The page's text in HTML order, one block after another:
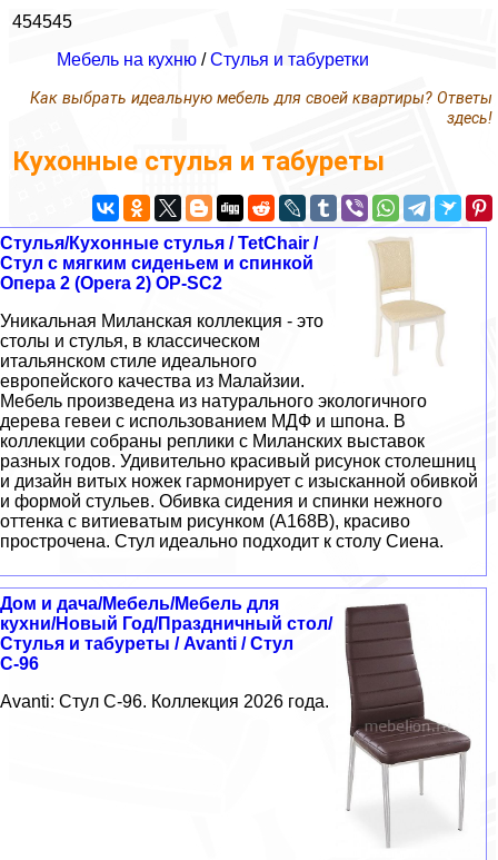
454545
Мебель на кухню /Стулья и табуретки
Как выбрать идеальную мебель для своей квартиры? Ответы
здесь!
Кухонные стулья и табуреты
Стулья/Кухонные стулья / TetChair /
Стул с мягким сиденьем и спинкой
Опера 2 (Opera 2) OP-SC2
Уникальная Миланская коллекция - это
столы и стулья, в классическом
итальянском стиле идеального
европейского качества из Малайзии.
Мебель произведена из натурального экологичного
дерева гевеи с использованием МДФ и шпона. В
коллекции собраны реплики с Миланских выставок
разных годов. Удивительно красивый рисунок столешниц
и дизайн витых ножек гармонирует с изысканной обивкой
и формой стульев. Обивка сидения и спинки нежного
оттенка с витиеватым рисунком (А168В), красиво
прострочена. Стул идеально подходит к столу Сиена.
Дом и дача/Мебель/Мебель для
кухни/Новый Год/Праздничный стол/
Стулья и табуреты / Avanti / Стул
С-96
Avanti: Стул С-96. Коллекция 2026 года.